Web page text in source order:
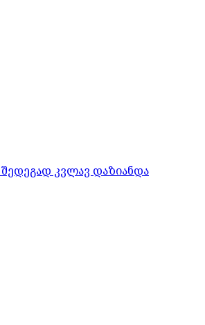
კვლავ დაზიანდა